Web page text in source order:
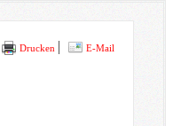
Drucken E-Mail